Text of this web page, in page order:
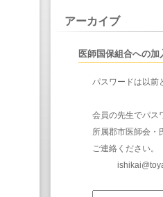
アーカイブ
医師国保組合への
パスワードは以前
会員の先生でパス
所属郡市医師会・
ご連絡ください。